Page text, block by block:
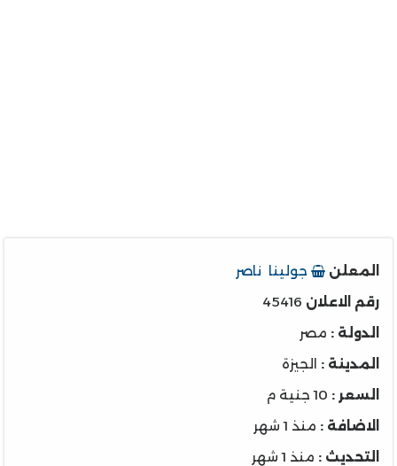
المعلن
جولينا ناصر
رقم الاعلان 45416
الدولة : مصر
المدينة : الجيزة
السعر : 10 جنية م
الاضافة : منذ 1 شهر
التحديث : منذ 1 شهر